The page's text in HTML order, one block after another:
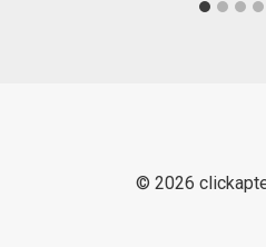
© 2026